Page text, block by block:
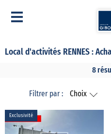
Local d'activités RENNES :
8
Filtrer par : Choix
Exclusivité